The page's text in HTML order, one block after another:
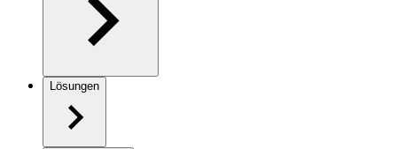
Lösungen